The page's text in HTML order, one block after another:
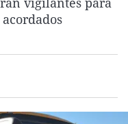
La rosa de los vientos
Como el perro y el
Caso
Equipo de
Extremadura
La Rioja
Virales
Elecciones